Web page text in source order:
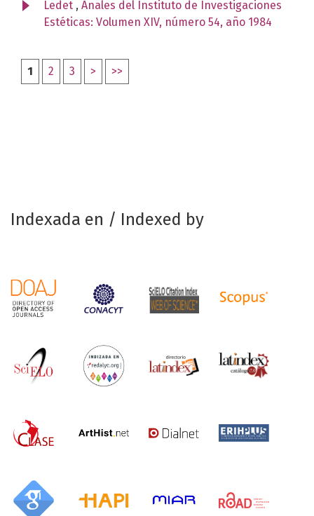
Ledet , Anales del Instituto de Investigaciones
Estéticas: Volumen XIV, número 54, año 1984
1 2 3 > >>
Indexada en / Indexed by